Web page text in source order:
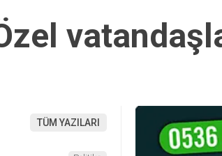
TÜM YAZILARI